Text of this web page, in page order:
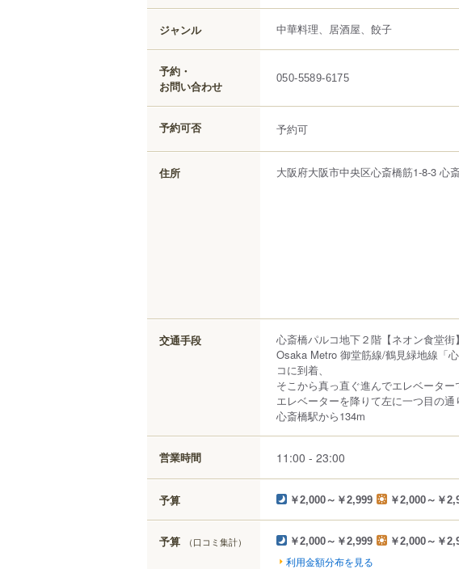
ジャンル 中華料理、居酒屋、餃子
予約・
お問い合わせ
050-5589-6175
予約可否 予約可
住所 大阪府大阪市中央区心斎橋筋1-8-3 心
交通手段
心斎橋パルコ地下２階【ネオン食堂街
Osaka Metro 御堂筋線/鶴見緑地線「
コに到着、
そこから真っ直ぐ進んでエレベーター
エレベーターを降りて左に一つ目の通
心斎橋駅から134m
営業時間 11:00 - 23:00
予算 ￥2,000～￥2,999 ￥2,000～￥
予算 （口コミ集計） ￥2,000～￥2,999 ￥2,000～￥
利用金額分布を見る